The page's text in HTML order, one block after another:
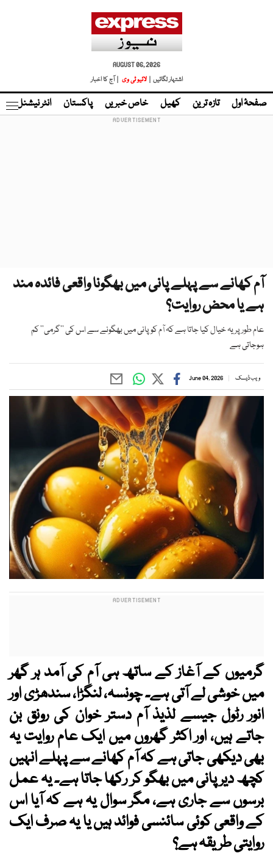
AUGUST 06, 2026
اشتہار لگائیں |
لائیو ٹی وی | آج کا اخبار
صفحۂ اول تازہ ترین کھیل خاص خبریں پاکستان انٹر نیشنل
آم کھانے سے پہلے پانی میں بھگونا واقعی فائدہ مند
ہے یا محض روایت؟
عام طور پر یہ خیال کیا جاتا ہے کہ آم کو پانی میں بھگونے سے اس کی ’’گرمی‘‘ کم
ہوجاتی ہے
ویب ڈیسک June 04, 2026
گرمیوں کے آغاز کے ساتھ ہی آم کی آمد ہر گھر
میں خوشی لے آتی ہے۔ چونسہ، لنگڑا، سندھڑی اور
انور رٹول جیسے لذیذ آم دستر خوان کی رونق بن
جاتے ہیں، اور اکثر گھروں میں ایک عام روایت یہ
بھی دیکھی جاتی ہے کہ آم کھانے سے پہلے انہیں
کچھ دیر پانی میں بھگو کر رکھا جاتا ہے۔ یہ عمل
برسوں سے جاری ہے، مگر سوال یہ ہے کہ آیا اس
کے واقعی کوئی سائنسی فوائد ہیں یا یہ صرف ایک
روایتی طریقہ ہے؟